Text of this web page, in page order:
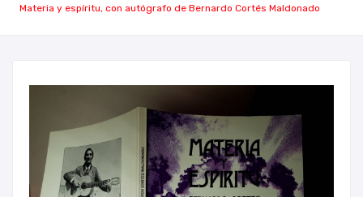
Materia y espíritu, con autógrafo de Bernardo Cortés Maldonado